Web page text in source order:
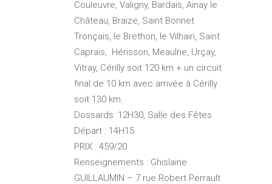
Couleuvre, Valigny, Bardais, Ainay le
Château, Braize, Saint Bonnet
Tronçais, le Brethon, le Vilhain, Saint
Caprais, Hérisson, Meaulne, Urçay,
Vitray, Cérilly soit 120 km + un circuit
final de 10 km avec arrivée à Cérilly
soit 130 km.
Dossards :12H30, Salle des Fêtes
Départ : 14H15
PRIX : 459/20
Renseignements : Ghislaine
GUILLAUMIN – 7 rue Robert Perrault